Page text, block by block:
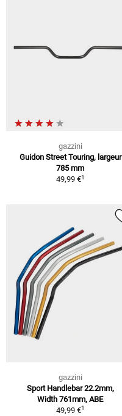
gazzini
Guidon Street Touring, largeur
785 mm
49,99 €1
gazzini
Sport Handlebar 22.2mm,
Width 761mm, ABE
49,99 €1